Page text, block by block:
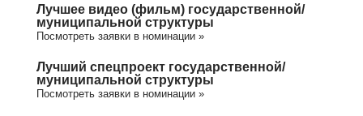
Лучшее видео (фильм) государственной/
муниципальной структуры
Посмотреть заявки в номинации »
Лучший спецпроект государственной/
муниципальной структуры
Посмотреть заявки в номинации »